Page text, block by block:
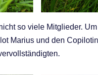
so viele Mitglieder.
Marius und den